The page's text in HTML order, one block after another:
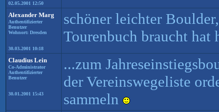
02.05.2001 12:50
Alexander Marg
Authentifizierter
Benutzer
Wohnort: Dresden
30.03.2001 10:18
schöner leichter
Tourenbuch braucht hat
Claudius Lein
Co-Administrator
Authentifizierter
Benutzer
30.01.2001 15:43
...zum
der Vereinswegeliste
sammeln